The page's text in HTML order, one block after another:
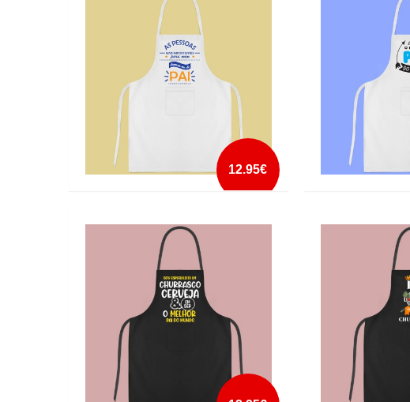
12.95€
IMPORTANTES CHAMAM-ME PAI
mais info
add à lista
MUNDO